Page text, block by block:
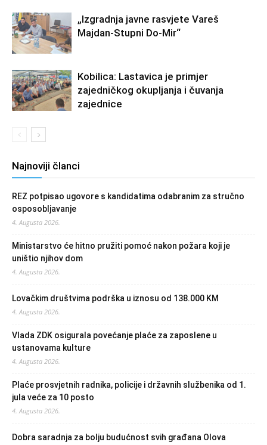
„Izgradnja javne rasvjete Vareš
Majdan-Stupni Do-Mir“
Kobilica: Lastavica je primjer
zajedničkog okupljanja i čuvanja
zajednice
Najnoviji članci
REZ potpisao ugovore s kandidatima odabranim za stručno
osposobljavanje
4. Augusta 2026.
Ministarstvo će hitno pružiti pomoć nakon požara koji je
uništio njihov dom
4. Augusta 2026.
Lovačkim društvima podrška u iznosu od 138.000 KM
4. Augusta 2026.
Vlada ZDK osigurala povećanje plaće za zaposlene u
ustanovama kulture
4. Augusta 2026.
Plaće prosvjetnih radnika, policije i državnih službenika od 1.
jula veće za 10 posto
4. Augusta 2026.
Dobra saradnja za bolju budućnost svih građana Olova